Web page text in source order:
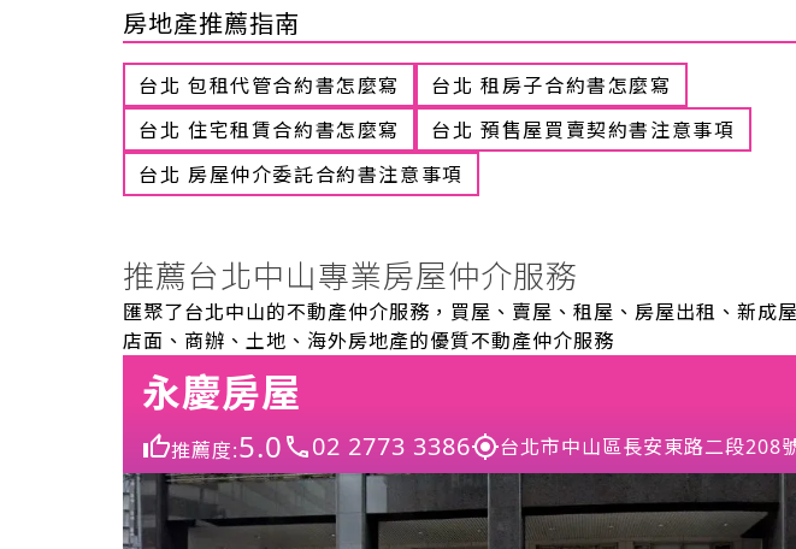
房地產推薦指南
台北 包租代管合約書怎麼寫
台北 租房子合約書怎麼寫
台北 住宅租賃合約書怎麼寫
台北 預售屋買賣契約書注意事項
台北 房屋仲介委託合約書注意事項
推薦台北中山專業房屋仲介服務
匯聚了台北中山的不動產仲介服務，買屋、賣屋、租屋、房屋出租、新成
店面、商辦、土地、海外房地產的優質不動產仲介服務
永慶房屋
推薦度:5.0 02 2773 3386 台北市中山區長安東路二段208